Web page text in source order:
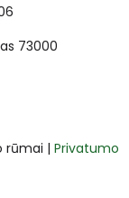
73000
rūmai | Privatumo